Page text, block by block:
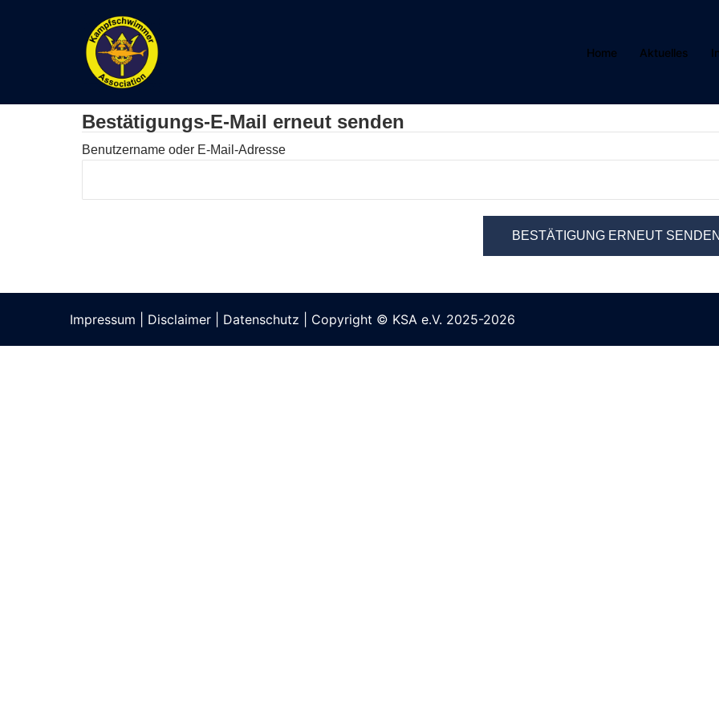
Home Aktuelles
Bestätigungs-E-Mail erneut senden
Benutzername oder E-Mail-Adresse
Impressum Disclaimer Datenschutz | Copyright © KSA e.V. 2025-2026